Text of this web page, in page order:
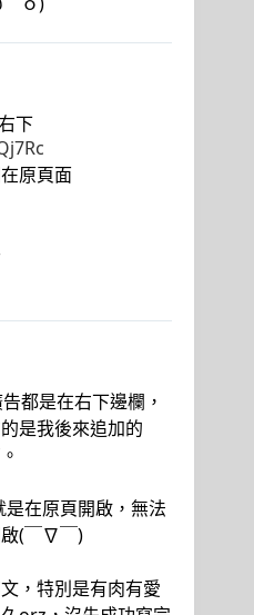
下
原頁面
都是在右下邊欄，
是我後來追加的
在原頁開啟，無法
啟(￣∇￣)
，特別是有肉有愛